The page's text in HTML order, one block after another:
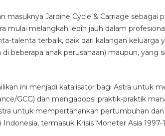
masuknya Jardine Cycle & Carriage
mulai melangkah lebih jauh dalam
talenta terbaik, baik dari kalangan keluarga
di beberapa anak perusahaan) maupun,
ini menjadi katalisator bagi Astra untuk
GCG) dan mengadopsi praktik-praktik
untuk mempertahankan pertumbuhan
termasuk Krisis Moneter Asia